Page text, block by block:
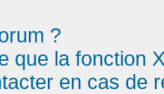
?
que la fonction
en cas de